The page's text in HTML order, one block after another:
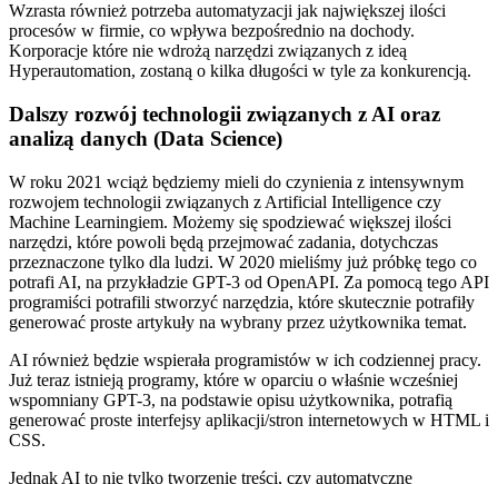
Wzrasta również potrzeba automatyzacji jak największej ilości
procesów w firmie, co wpływa bezpośrednio na dochody.
Korporacje które nie wdrożą narzędzi związanych z ideą
Hyperautomation, zostaną o kilka długości w tyle za konkurencją.
Dalszy rozwój technologii związanych z AI oraz
analizą danych (Data Science)
W roku 2021 wciąż będziemy mieli do czynienia z intensywnym
rozwojem technologii związanych z Artificial Intelligence czy
Machine Learningiem. Możemy się spodziewać większej ilości
narzędzi, które powoli będą przejmować zadania, dotychczas
przeznaczone tylko dla ludzi. W 2020 mieliśmy już próbkę tego co
potrafi AI, na przykładzie GPT-3 od OpenAPI. Za pomocą tego API
programiści potrafili stworzyć narzędzia, które skutecznie potrafiły
generować proste artykuły na wybrany przez użytkownika temat.
AI również będzie wspierała programistów w ich codziennej pracy.
Już teraz istnieją programy, które w oparciu o właśnie wcześniej
wspomniany GPT-3, na podstawie opisu użytkownika, potrafią
generować proste interfejsy aplikacji/stron internetowych w HTML i
CSS.
Jednak AI to nie tylko tworzenie treści, czy automatyczne